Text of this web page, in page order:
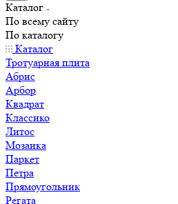
Каталог
По всему сайту
По каталогу
Каталог
Тротуарная плита
Абрис
Арбор
Квадрат
Классико
Литос
Мозаика
Паркет
Петра
Прямоугольник
Регата